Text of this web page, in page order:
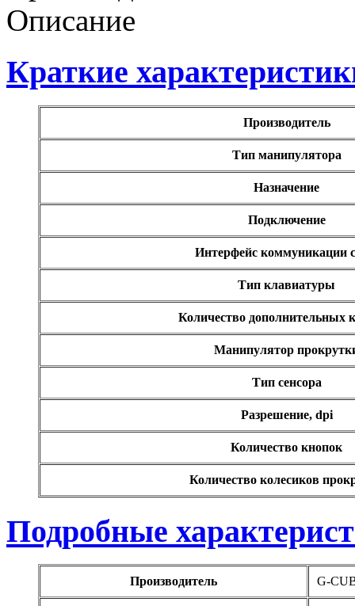
Microsoft
Motorola
Msi
Mytab
Pcland-4u
Pegatron
Pipo
Pixus
Pleomax(1)
Pocketbook
Prestigio
Primepc
(14)
Описание
Краткие
Производитель
Тип манипулятора
Назначение
Подключение
Интерфейс коммуникации
Тип клавиатуры
Количество дополнительных
Манипулятор
Тип сенсора
Разрешение, dpi
Количество кнопок
Количество колесиков
Подробные
Производитель G-